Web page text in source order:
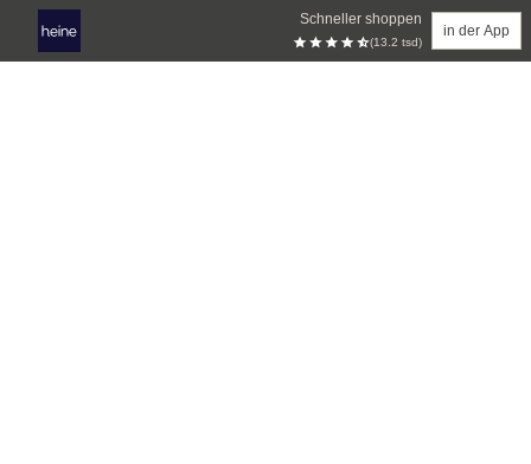
Schneller shoppen
(13.2 tsd)
in der App